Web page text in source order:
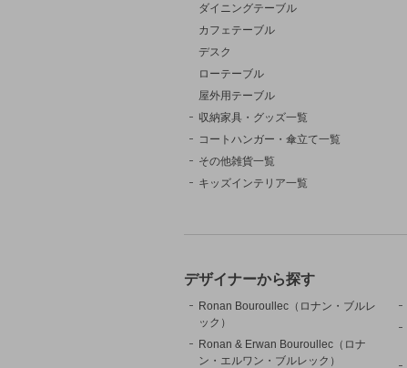
ダイニングテーブル
カフェテーブル
デスク
ローテーブル
屋外用テーブル
収納家具・グッズ一覧
コートハンガー・傘立て一覧
その他雑貨一覧
キッズインテリア一覧
デザイナーから探す
Ronan Bouroullec（ロナン・ブルレ
ック）
Ronan & Erwan Bouroullec（ロナ
ン・エルワン・ブルレック）